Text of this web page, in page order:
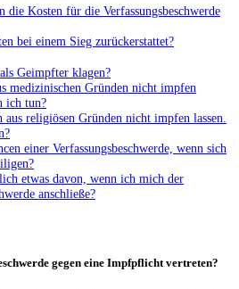
die Kosten für die Verfassungsbeschwerde
bei einem Sieg zurückerstattet?
Geimpfter klagen?
medizinischen Gründen nicht impfen
ich tun?
religiösen Gründen nicht impfen lassen.
einer Verfassungsbeschwerde, wenn sich
etwas davon, wenn ich mich der
anschließe?
gegen eine Impfpflicht vertreten?